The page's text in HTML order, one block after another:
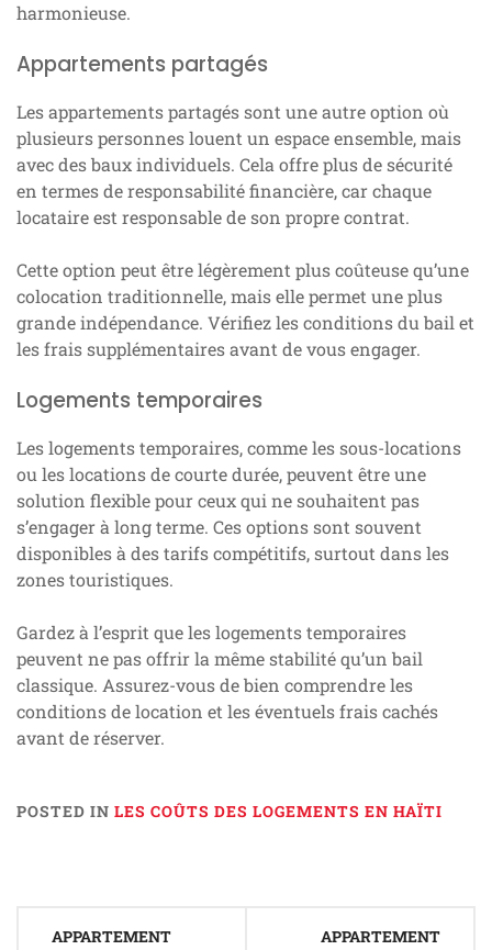
harmonieuse.
Appartements partagés
Les appartements partagés sont une autre option où
plusieurs personnes louent un espace ensemble, mais
avec des baux individuels. Cela offre plus de sécurité
en termes de responsabilité financière, car chaque
locataire est responsable de son propre contrat.
Cette option peut être légèrement plus coûteuse qu’une
colocation traditionnelle, mais elle permet une plus
grande indépendance. Vérifiez les conditions du bail et
les frais supplémentaires avant de vous engager.
Logements temporaires
Les logements temporaires, comme les sous-locations
ou les locations de courte durée, peuvent être une
solution flexible pour ceux qui ne souhaitent pas
s’engager à long terme. Ces options sont souvent
disponibles à des tarifs compétitifs, surtout dans les
zones touristiques.
Gardez à l’esprit que les logements temporaires
peuvent ne pas offrir la même stabilité qu’un bail
classique. Assurez-vous de bien comprendre les
conditions de location et les éventuels frais cachés
avant de réserver.
POSTED IN LES COÛTS DES LOGEMENTS EN HAÏTI
APPARTEMENT
APPARTEMENT